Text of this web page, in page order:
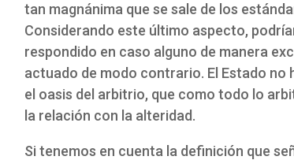
tan magnánima que se sale de los
Considerando este último aspecto,
respondido en caso alguno de manera
actuado de modo contrario. El Estado no
el oasis del arbitrio, que como todo lo
la relación con la alteridad.
Si tenemos en cuenta la definición que